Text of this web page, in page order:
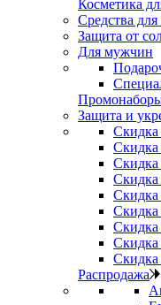
Косметика
Средства для
Защита от
Для мужчин
Защита и
Скидка
Скидка
Скидка
Скидка
Скидка
Скидка
Скидка
Скидка
Скидка
Распродажа